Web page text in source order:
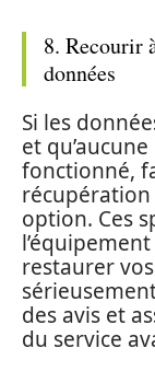
8. Recourir
données
Si les
et
fonctionné,
option. Ces
restaurer
des avis et
du service